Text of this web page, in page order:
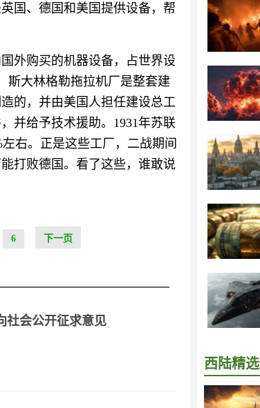
国、德国和美国提供设备，帮
外购买的机器设备，占世界设
斯大林格勒拖拉机厂是整套建
的，并由美国人担任建设总工
并给予技术援助。1931年苏联
右。正是这些工厂，二战期间
打败德国。看了这些，谁敢说
6 下一页
西陆精选
社会公开征求意见